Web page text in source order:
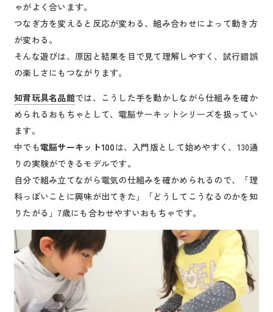
ゃがよく合います。
つなぎ方を変えると反応が変わる、組み合わせによって動き方
が変わる。
そんな遊びは、原因と結果を目で見て理解しやすく、試行錯誤
の楽しさにもつながります。
知育玩具名品館では、こうした手を動かしながら仕組みを確か
められるおもちゃとして、電脳サーキットシリーズを扱ってい
ます。
中でも電脳サーキット100 は、入門版として始めやすく、130通
りの実験ができるモデルです。
自分で組み立てながら電気の仕組みを確かめられるので、「理
科っぽいことに興味が出てきた」「どうしてこうなるのかを知
りたがる」7歳にも合わせやすいおもちゃです。